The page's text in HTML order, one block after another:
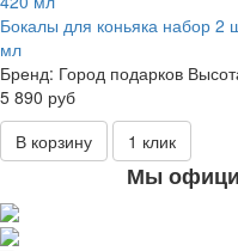
Бокалы для коньяка набор 2
мл
Бренд: Город подарков
5 890 руб
В корзину
1 клик
Мы